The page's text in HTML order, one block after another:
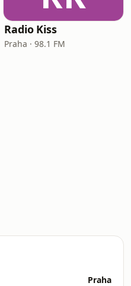
Radio Kiss
Praha · 98.1 FM
Praha